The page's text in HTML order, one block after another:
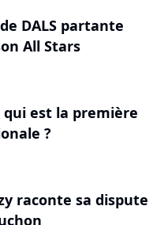
DALS partante
All Stars
qui est la première
?
raconte sa dispute